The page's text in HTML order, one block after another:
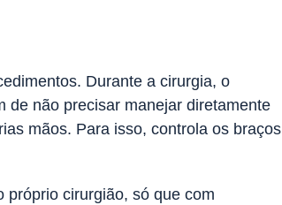
Durante a cirurgia, o
de não precisar manejar diretamente
mãos. Para isso, controla os braços
próprio cirurgião, só que com